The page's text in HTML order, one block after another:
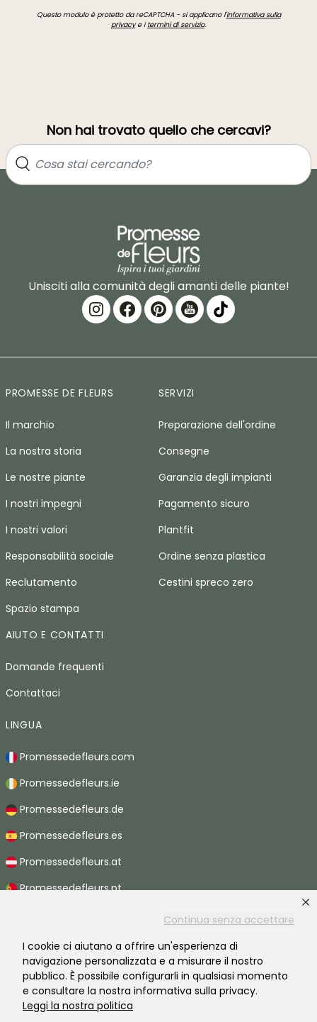
Continua senza accettare
I cookie ci aiutano a offrire un'esperienza di
navigazione personalizzata e a misurare il nostro
pubblico. È possibile configurarli in qualsiasi momento
e consultare la nostra informativa sulla privacy.
Leggi la nostra politica
Questo modulo è protetto da reCAPTCHA - si applicano l'informativa sulla
privacye itermini di servizio.
Non hai trovato quello che cercavi?
Unisciti alla comunità degli amanti delle piante!
PROMESSE DE FLEURS
Il marchio
La nostra storia
Le nostre piante
I nostri impegni
I nostri valori
Responsabilità sociale
Reclutamento
Spazio stampa
SERVIZI
Preparazione dell'ordine
Consegne
Garanzia degli impianti
Pagamento sicuro
Plantfit
Ordine senza plastica
Cestini spreco zero
AIUTO E CONTATTI
Domande frequenti
Contattaci
LINGUA
Promessedefleurs.com
Promessedefleurs.ie
Promessedefleurs.de
Promessedefleurs.es
Promessedefleurs.at
Promessedefleurs.pt
Promessedefleurs.be
Promessedefleurs.ch